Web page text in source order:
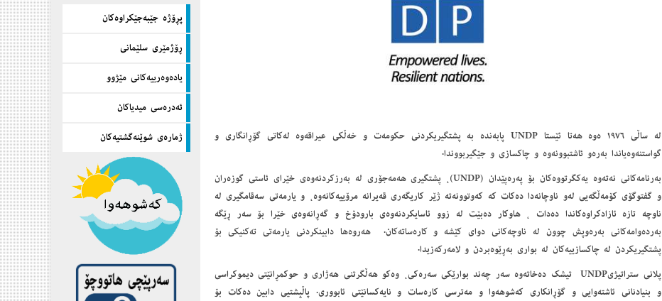
پڕۆژه‌ جێبه‌جێكراوه‌كان
ڕۆژمێری سلێمانی
یاده‌وه‌رییه‌كانی مێژوو
ئه‌دره‌سی میدیاكان
ژماره‌ی شوێنه‌گشتیه‌كان
لە ساڵی ١٩٧٦ ەوە هەتا ئێستا UNDP پابەندە بە پشتگیریکردنی حکومەت و خەڵکی عیراقەوە له‌کاتی گۆڕانگاری و
گواستنەوەیاندا بەرەو ئاشتبوونەوە و چاکسازی و جێگیربووندا.
بەرنامەکانی نەتەوە یەکگرتووەکان بۆ پەرەپێدان (UNDP)، پشتگیری هەمەجۆری لە بەرزکردنەوەی خێرای ئاستی گوزەران
و گفتوگۆی کۆمەڵگەیی لەو ناوچانەدا دەکات کە کەوتوونەتە ژێر کاریگەری قەیرانە مرۆییەکانەوە، و یارمەتی سەقامگیری لە
ناوچە تازە ئازادکراوەکاندا دەدات ، هاوکار ده‌بێت له‌ زوو ئاسایكردنه‌وه‌ى بارودۆخ و گه‌ڕانه‌وه‌ی خێرا بۆ سه‌ر ڕێگه‌
به‌رده‌وامه‌کانی به‌ره‌وپش چوون له‌ ناوچه‌کانی دوای کێشە و کاره‌ساته‌کان. هەروەها دابینکردنی یارمەتی تەکنیکی بۆ
پشتگیریکردن لە چاکسازییەکان لە بواری بەڕێوەبردن و لامەرکەزیدا.
پلانی ستراتیژیUNDP تیشک دەخاتەوە سەر چەند بوارێکی سەرەکی، وەکو هەڵگرتنی هەژاری و حوکمڕانێتی دیموکراسی
و بنیادنانی ئاشتەوایی و گۆڕانکاری کەشوهەوا و مەترسی کارەسات و نایەکسانێتی ئابووری. پاڵپشتیی دابین دەکات بۆ